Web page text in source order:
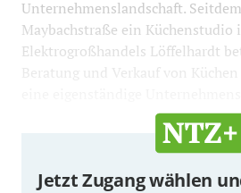
Unternehmenslandschaft.
Maybachstraße ein Küchenstudio
Elektrogroßhandels Löffelhardt
Beratung und Verkauf von Küchen
Jetzt Zugang wählen